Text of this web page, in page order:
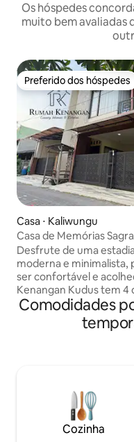
Os hóspedes
muito bem avaliadas
Preferido dos hóspedes
Preferido dos hóspedes
Casa ⋅ Kaliwungu
Casa de Memórias
Moderna e Confortável
Desfrute de uma
moderna e minimalista,
ser confortável e
Kenangan Kudus tem 4
condicionado,
armários, além de 4
da casa está equipado
para curtir o ambiente
Localização
de gasolina, mercados
adequada para famílias
Comodidades
Cozinha